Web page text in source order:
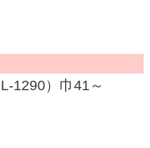
1290）巾41～